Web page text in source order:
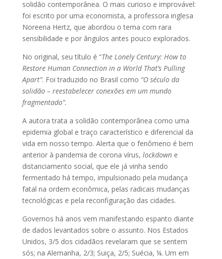
solidão contemporânea. O mais curioso e improvável:
foi escrito por uma economista, a professora inglesa
Noreena Hertz, que abordou o tema com rara
sensibilidade e por ângulos antes pouco explorados.
No original, seu título é “The Lonely Century: How to
Restore Human Connection in a World That’s Pulling
Apart”. Foi traduzido no Brasil como “O século da
solidão – reestabelecer conexões em um mundo
fragmentado”.
A autora trata a solidão contemporânea como uma
epidemia global e traço característico e diferencial da
vida em nosso tempo. Alerta que o fenômeno é bem
anterior à pandemia de corona vírus, lockdown e
distanciamento social, que ele já vinha sendo
fermentado há tempo, impulsionado pela mudança
fatal na ordem econômica, pelas radicais mudanças
tecnológicas e pela reconfiguração das cidades.
Governos há anos vem manifestando espanto diante
de dados levantados sobre o assunto. Nos Estados
Unidos, 3/5 dos cidadãos revelaram que se sentem
sós; na Alemanha, 2/3; Suiça, 2/5; Suécia, ¼. Um em